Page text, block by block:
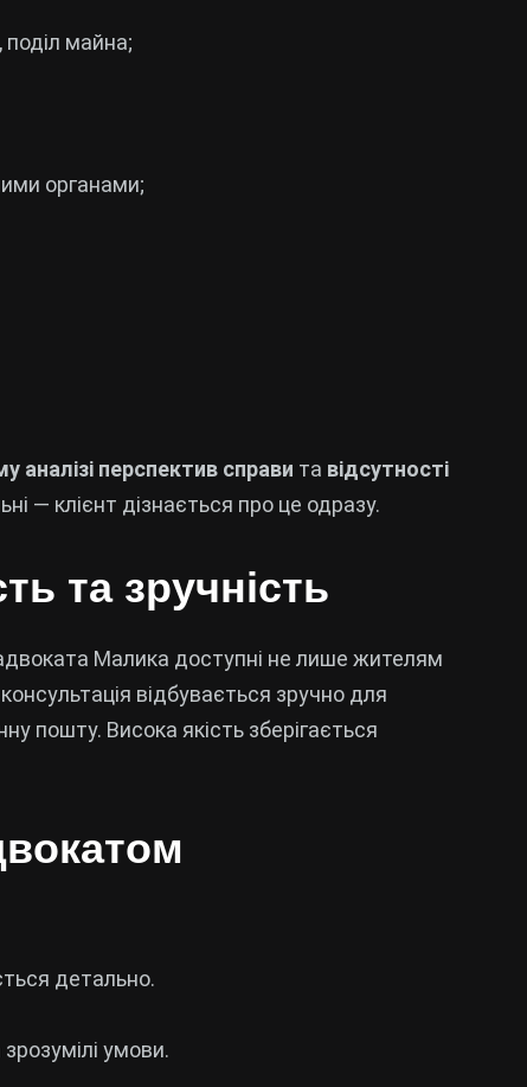
поділ майна;
органами;
аналізі перспектив справи та відсутності
— клієнт дізнається про це одразу.
та зручність
Малика доступні не лише жителям
відбувається зручно для
пошту. Висока якість зберігається
детально.
зрозумілі умови.